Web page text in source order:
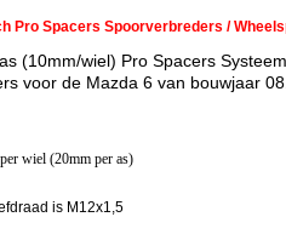
Pro Spacers Spoorverbreders /
(10mm/wiel) Pro Spacers
voor de Mazda 6 van bouwjaar
wiel (20mm per as)
is M12x1,5